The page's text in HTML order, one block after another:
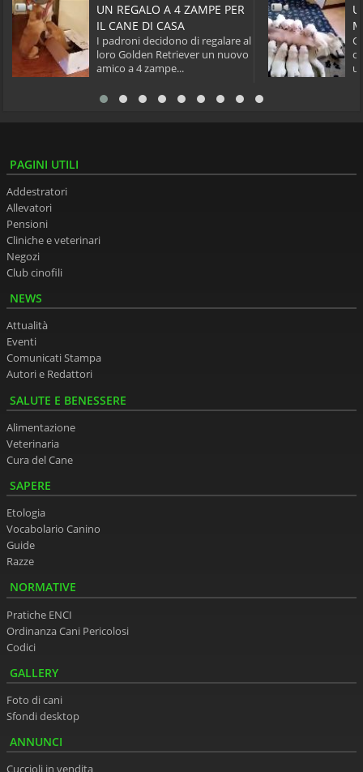
UN REGALO A 4 ZAMPE PER
IL CANE DI CASA
I padroni decidono di regalare al
loro Golden Retriever un nuovo
amico a 4 zampe...
PAGINI UTILI
Addestratori
Allevatori
Pensioni
Cliniche e veterinari
Negozi
Club cinofili
NEWS
Attualità
Eventi
Comunicati Stampa
Autori e Redattori
SALUTE E BENESSERE
Alimentazione
Veterinaria
Cura del Cane
SAPERE
Etologia
Vocabolario Canino
Guide
Razze
NORMATIVE
Pratiche ENCI
Ordinanza Cani Pericolosi
Codici
GALLERY
Foto di cani
Sfondi desktop
ANNUNCI